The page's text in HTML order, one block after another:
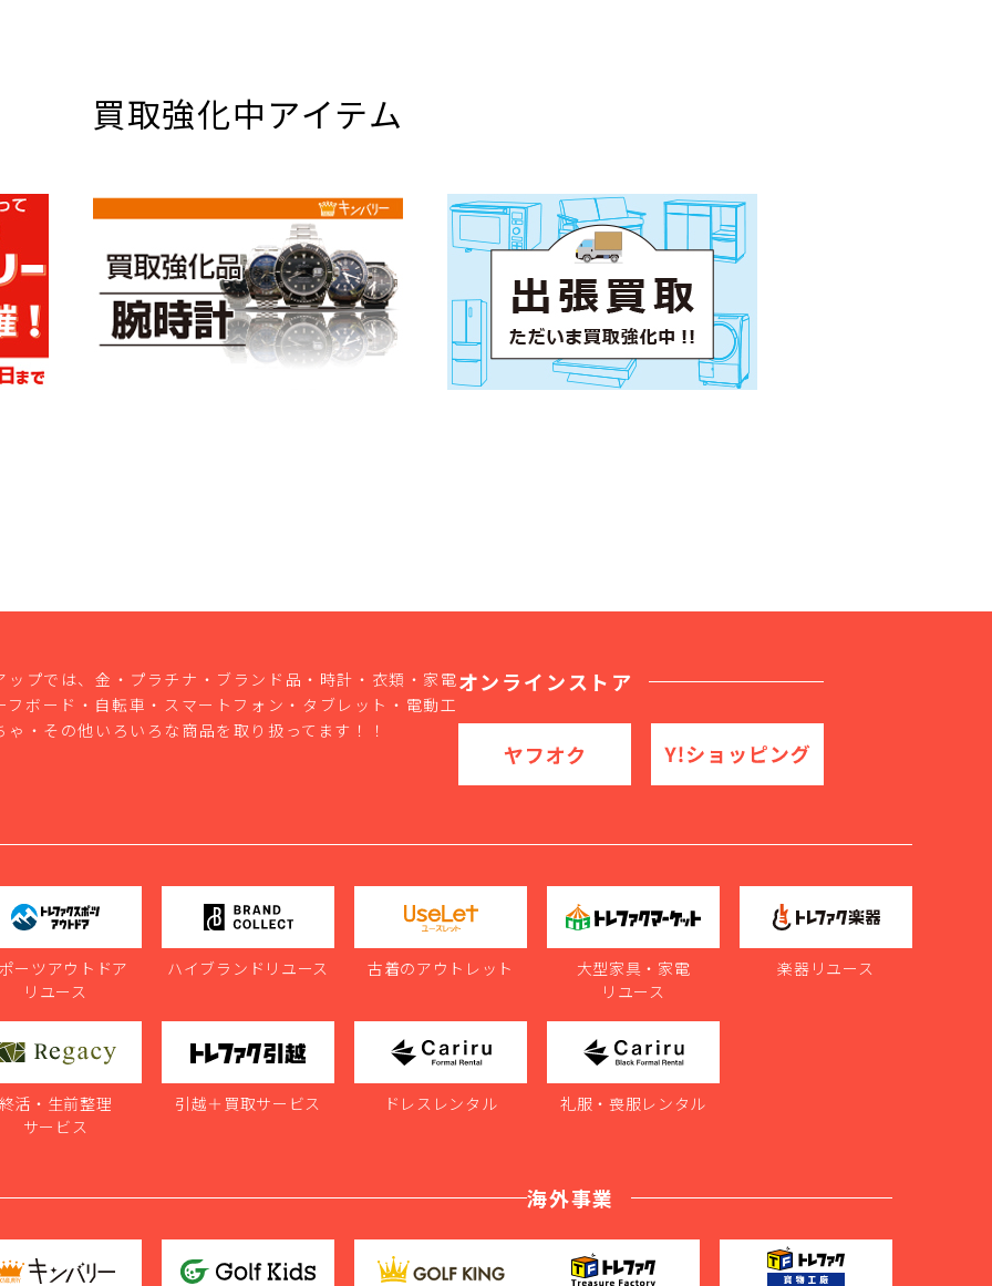
買取強化中アイテム
プでは、金・プラチナ・ブランド品・時計・衣類・家電
ボード・自転車・スマートフォン・タブレット・電動工
・その他いろいろな商品を取り扱ってます！！
オンラインストア
ーツアウトドア
リユース
ハイブランドリユース 古着のアウトレット
大型家具・家電
リユース
楽器リユース
活・生前整理
サービス
引越＋買取サービス ドレスレンタル 礼服・喪服レンタル
海外事業